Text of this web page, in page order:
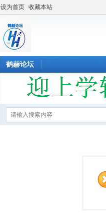
设为首页 收藏本站
鹤赫论坛